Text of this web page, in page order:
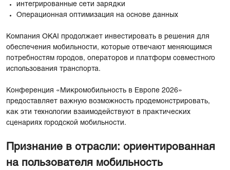
интегрированные сети зарядки
Операционная оптимизация на основе данных
Компания OKAI продолжает инвестировать в решения для
обеспечения мобильности, которые отвечают меняющимся
потребностям городов, операторов и платформ совместного
использования транспорта.
Конференция «Микромобильность в Европе 2026»
предоставляет важную возможность продемонстрировать,
как эти технологии взаимодействуют в практических
сценариях городской мобильности.
Признание в отрасли: ориентированная
на пользователя мобильность